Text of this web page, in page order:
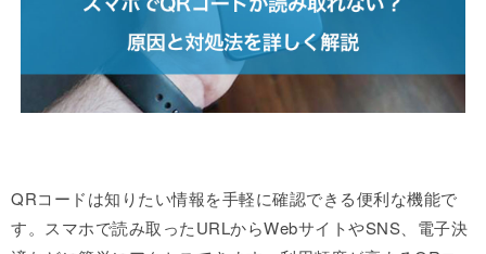
QRコードは知りたい情報を手軽に確認できる便利な機能で
す。スマホで読み取ったURLからWebサイトやSNS、電子決